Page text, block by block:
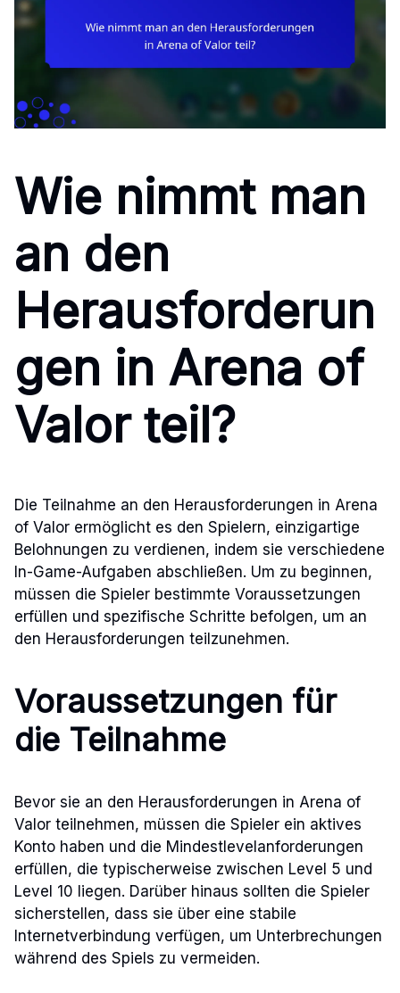
Wie nimmt man
an den
Herausforderun
gen in Arena of
Valor teil?
Die Teilnahme an den Herausforderungen in Arena
of Valor ermöglicht es den Spielern, einzigartige
Belohnungen zu verdienen, indem sie verschiedene
In-Game-Aufgaben abschließen. Um zu beginnen,
müssen die Spieler bestimmte Voraussetzungen
erfüllen und spezifische Schritte befolgen, um an
den Herausforderungen teilzunehmen.
Voraussetzungen für
die Teilnahme
Bevor sie an den Herausforderungen in Arena of
Valor teilnehmen, müssen die Spieler ein aktives
Konto haben und die Mindestlevelanforderungen
erfüllen, die typischerweise zwischen Level 5 und
Level 10 liegen. Darüber hinaus sollten die Spieler
sicherstellen, dass sie über eine stabile
Internetverbindung verfügen, um Unterbrechungen
während des Spiels zu vermeiden.